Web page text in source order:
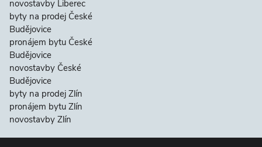
novostavby Liberec
byty na prodej České
Budějovice
pronájem bytu České
Budějovice
novostavby České
Budějovice
byty na prodej Zlín
pronájem bytu Zlín
novostavby Zlín